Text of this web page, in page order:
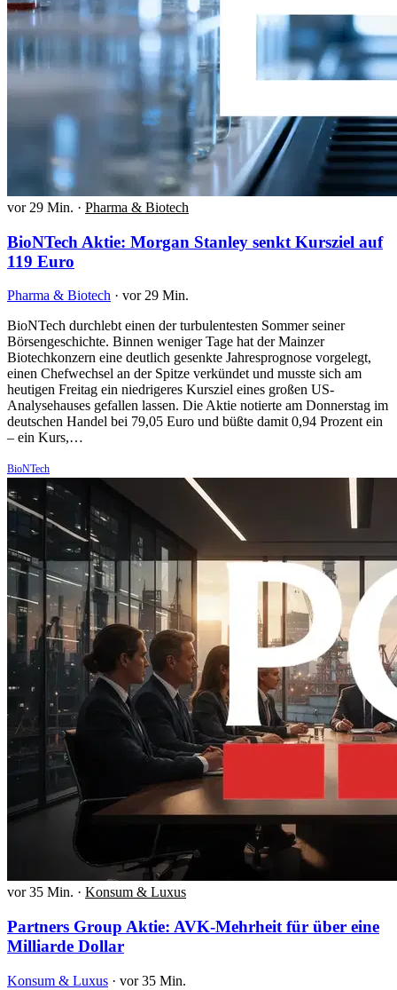
vor 29 Min. · Pharma & Biotech
BioNTech Aktie: Morgan Stanley senkt Kursziel auf
119 Euro
Pharma & Biotech · vor 29 Min.
BioNTech durchlebt einen der turbulentesten Sommer seiner
Börsengeschichte. Binnen weniger Tage hat der Mainzer
Biotechkonzern eine deutlich gesenkte Jahresprognose vorgelegt,
einen Chefwechsel an der Spitze verkündet und musste sich am
heutigen Freitag ein niedrigeres Kursziel eines großen US-
Analysehauses gefallen lassen. Die Aktie notierte am Donnerstag im
deutschen Handel bei 79,05 Euro und büßte damit 0,94 Prozent ein
– ein Kurs,…
BioNTech
vor 35 Min. · Konsum & Luxus
Partners Group Aktie: AVK-Mehrheit für über eine
Milliarde Dollar
Konsum & Luxus · vor 35 Min.